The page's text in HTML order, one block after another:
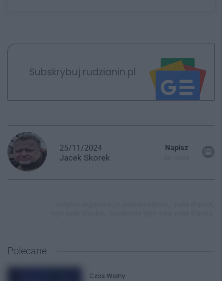
Subskrybuj rudzianin.pl
25/11/2024
Jacek Skorek
Napisz
Polecane
Czas Wolny